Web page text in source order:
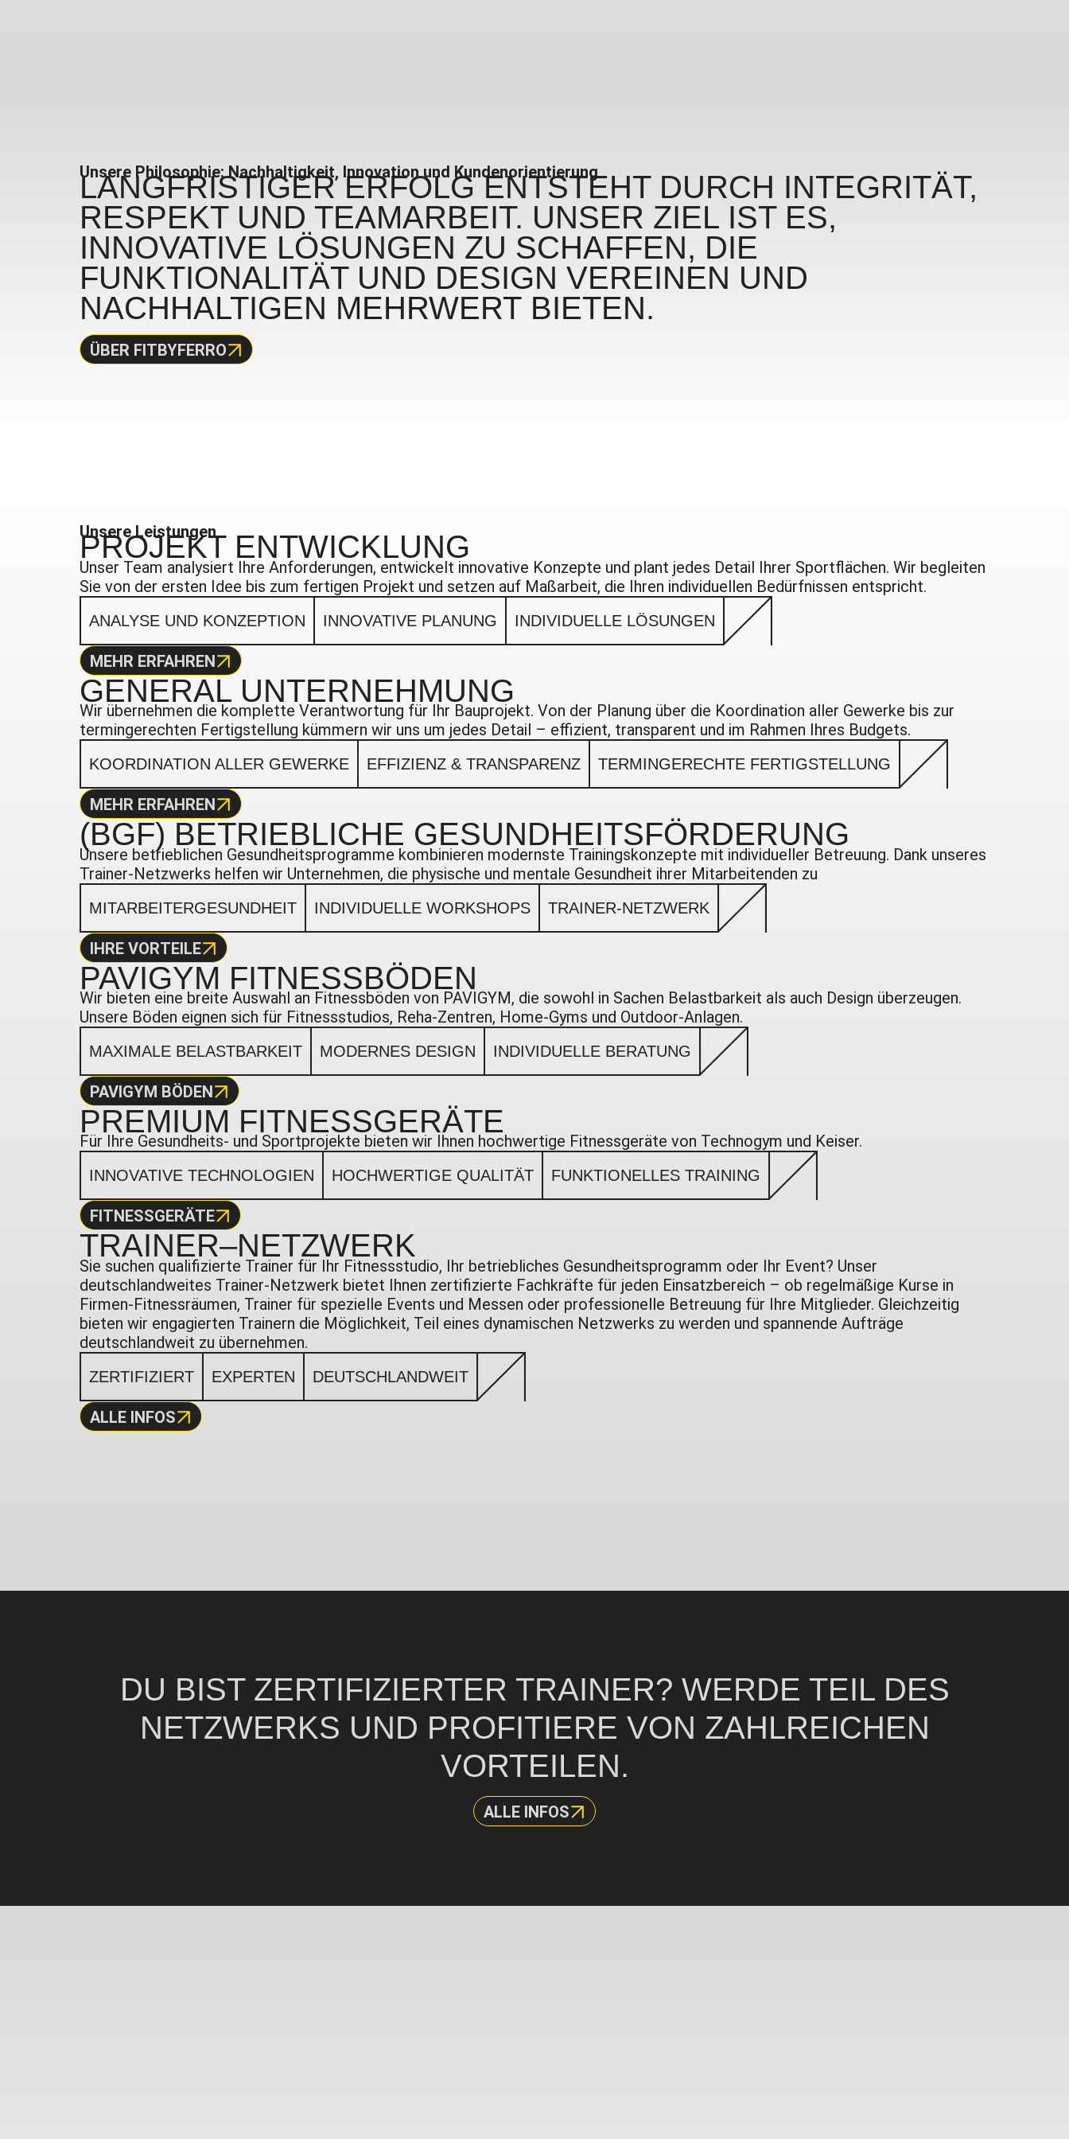
Unsere Philosophie: Nachhaltigkeit, Innovation und Kundenorientierung
LANGFRISTIGER ERFOLGENTSTEHT DURCH INTEGRITÄT,
RESPEKT UND TEAMARBEIT. UNSER ZIEL IST ES,
INNOVATIVE LÖSUNGEN ZU SCHAFFEN, DIE
FUNKTIONALITÄT UND DESIGN VEREINEN UND
NACHHALTIGEN MEHRWERT BIETEN.
ÜBER FITBYFERRO
Unsere Leistungen
PROJEKT ENTWICKLUNG
Unser Team analysiert Ihre Anforderungen, entwickelt innovative Konzepte und plant jedes Detail Ihrer Sportflächen. Wir begleiten
Sie von der ersten Idee bis zum fertigen Projekt und setzen auf Maßarbeit, die Ihren individuellen Bedürfnissen entspricht.
ANALYSE UND KONZEPTION INNOVATIVE PLANUNG INDIVIDUELLE LÖSUNGEN
MEHR ERFAHREN
GENERAL UNTERNEHMUNG
Wir übernehmen die komplette Verantwortung für Ihr Bauprojekt. Von der Planung über die Koordination aller Gewerke bis zur
termingerechten Fertigstellung kümmern wir uns um jedes Detail – effizient, transparent und im Rahmen Ihres Budgets.
KOORDINATION ALLER GEWERKE EFFIZIENZ & TRANSPARENZ TERMINGERECHTE FERTIGSTELLUNG
MEHR ERFAHREN
(BGF) BETRIEBLICHE GESUNDHEITSFÖRDERUNG
Unsere betrieblichen Gesundheitsprogramme kombinieren modernste Trainingskonzepte mit individueller Betreuung. Dank unseres
Trainer-Netzwerks helfen wir Unternehmen, die physische und mentale Gesundheit ihrer Mitarbeitenden zu
MITARBEITERGESUNDHEIT INDIVIDUELLE WORKSHOPS TRAINER-NETZWERK
IHRE VORTEILE
PAVIGYM FITNESSBÖDEN
Wir bieten eine breite Auswahl an Fitnessböden von PAVIGYM, die sowohl in Sachen Belastbarkeit als auch Design überzeugen.
Unsere Böden eignen sich für Fitnessstudios, Reha-Zentren, Home-Gyms und Outdoor-Anlagen.
MAXIMALE BELASTBARKEIT MODERNES DESIGN INDIVIDUELLE BERATUNG
PAVIGYM BÖDEN
PREMIUM FITNESSGERÄTE
Für Ihre Gesundheits- und Sportprojekte bieten wir Ihnen hochwertige Fitnessgeräte von Technogym und Keiser.
INNOVATIVE TECHNOLOGIEN HOCHWERTIGE QUALITÄT FUNKTIONELLES TRAINING
FITNESSGERÄTE
TRAINER–NETZWERK
Sie suchen qualifizierte Trainer für Ihr Fitnessstudio, Ihr betriebliches Gesundheitsprogramm oder Ihr Event? Unser
deutschlandweites Trainer-Netzwerk bietet Ihnen zertifizierte Fachkräfte für jeden Einsatzbereich – ob regelmäßige Kurse in
Firmen-Fitnessräumen, Trainer für spezielle Events und Messen oder professionelle Betreuung für Ihre Mitglieder. Gleichzeitig
bieten wir engagierten Trainern die Möglichkeit, Teil eines dynamischen Netzwerks zu werden und spannende Aufträge
deutschlandweit zu übernehmen.
ZERTIFIZIERT EXPERTEN DEUTSCHLANDWEIT
ALLE INFOS
DU BIST ZERTIFIZIERTER TRAINER? WERDE TEIL DES
NETZWERKS UND PROFITIERE VON ZAHLREICHEN
VORTEILEN.
ALLE INFOS